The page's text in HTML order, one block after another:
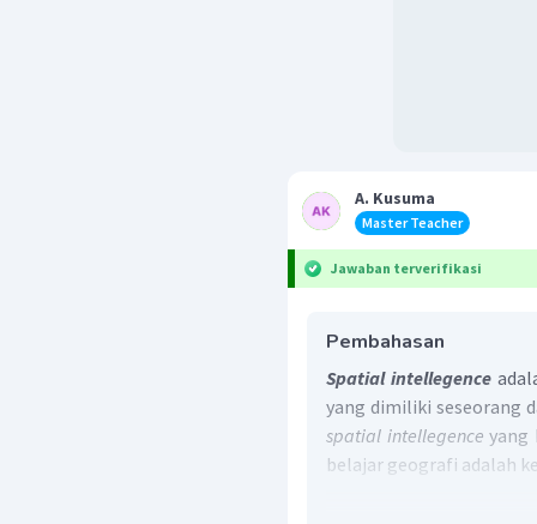
A. Kusuma
Master Teacher
Jawaban terverifikasi
Pembahasan
Spatial intellegence
yang dimiliki seseorang
spatial intellegenceyang
belajar geografi adalah